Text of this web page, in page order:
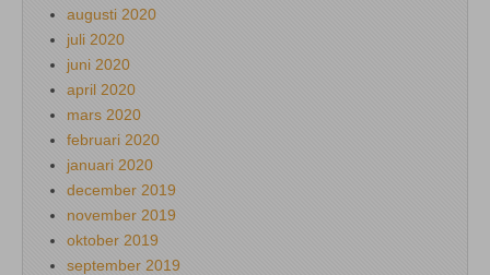
augusti 2020
juli 2020
juni 2020
april 2020
mars 2020
februari 2020
januari 2020
december 2019
november 2019
oktober 2019
september 2019